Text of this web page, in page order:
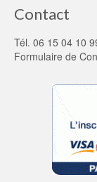
Contact
Tél. 06 15 04 10
Formulaire de